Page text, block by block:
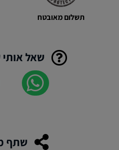
תשלום מאובטח
שאל אותי
שתף